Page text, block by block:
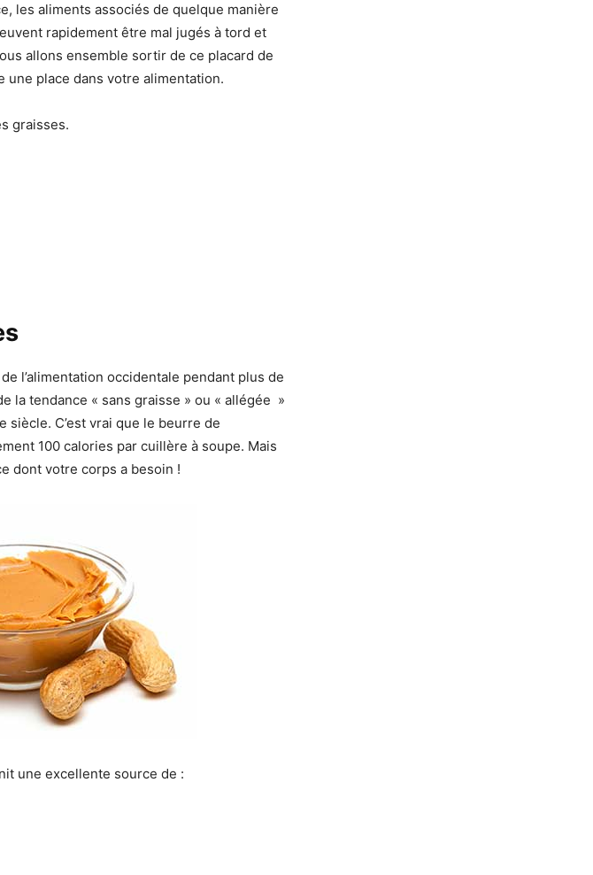
les aliments associés de quelque manière
rapidement être mal jugés à tord et
allons ensemble sortir de ce placard de
place dans votre alimentation.
graisses.
l’alimentation occidentale pendant plus de
la tendance « sans graisse » ou « allégée »
C’est vrai que le beurre de
100 calories par cuillère à soupe. Mais
dont votre corps a besoin !
une excellente source de :